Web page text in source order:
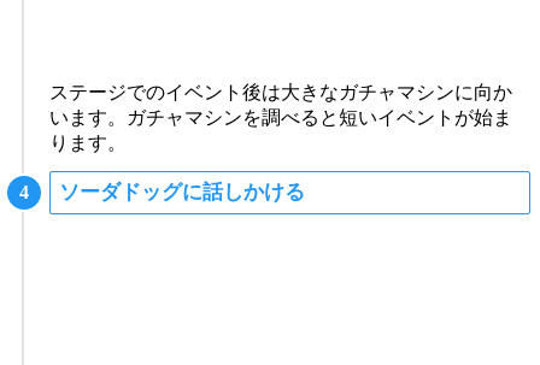
ステージでのイベント後は大きなガチャマシンに向か
います。ガチャマシンを調べると短いイベントが始ま
ります。
ソーダドッグに話しかける